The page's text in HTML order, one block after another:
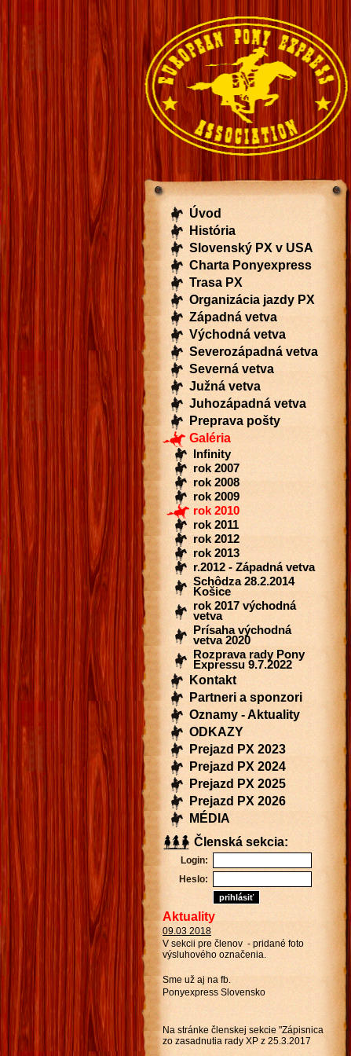
Úvod
História
Slovenský PX v USA
Charta Ponyexpress
Trasa PX
Organizácia jazdy PX
Západná vetva
Východná vetva
Severozápadná vetva
Severná vetva
Južná vetva
Juhozápadná vetva
Preprava pošty
Galéria
Infinity
rok 2007
rok 2008
rok 2009
rok 2010
rok 2011
rok 2012
rok 2013
r.2012 - Západná vetva
Schôdza 28.2.2014
Košice
rok 2017 východná
vetva
Prísaha východná
vetva 2020
Rozprava rady Pony
Expressu 9.7.2022
Kontakt
Partneri a sponzori
Oznamy - Aktuality
ODKAZY
Prejazd PX 2023
Prejazd PX 2024
Prejazd PX 2025
Prejazd PX 2026
MÉDIA
Členská sekcia:
Login:
Heslo:
Aktuality
09.03 2018
V sekcii pre členov - pridané foto
výsluhového označenia.
Sme už aj na fb.
Ponyexpress Slovensko
Na stránke členskej sekcie "Zápisnica
zo zasadnutia rady XP z 25.3.2017